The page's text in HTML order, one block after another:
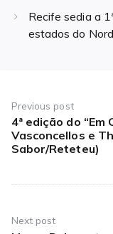
Recife sedia a
estados do
de
Post
Previous post
Previous
post:
4ª edição do “Em
Vasconcellos e
Sabor/Reteteu)
Next post